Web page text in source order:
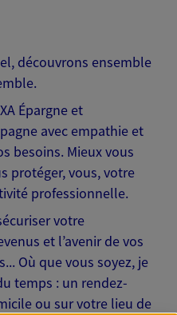
découvrons ensemble
Épargne et
avec empathie et
besoins. Mieux vous
protéger, vous, votre
professionnelle.
votre
et l’avenir de vos
Où que vous soyez, je
temps : un rendez-
ou sur votre lieu de